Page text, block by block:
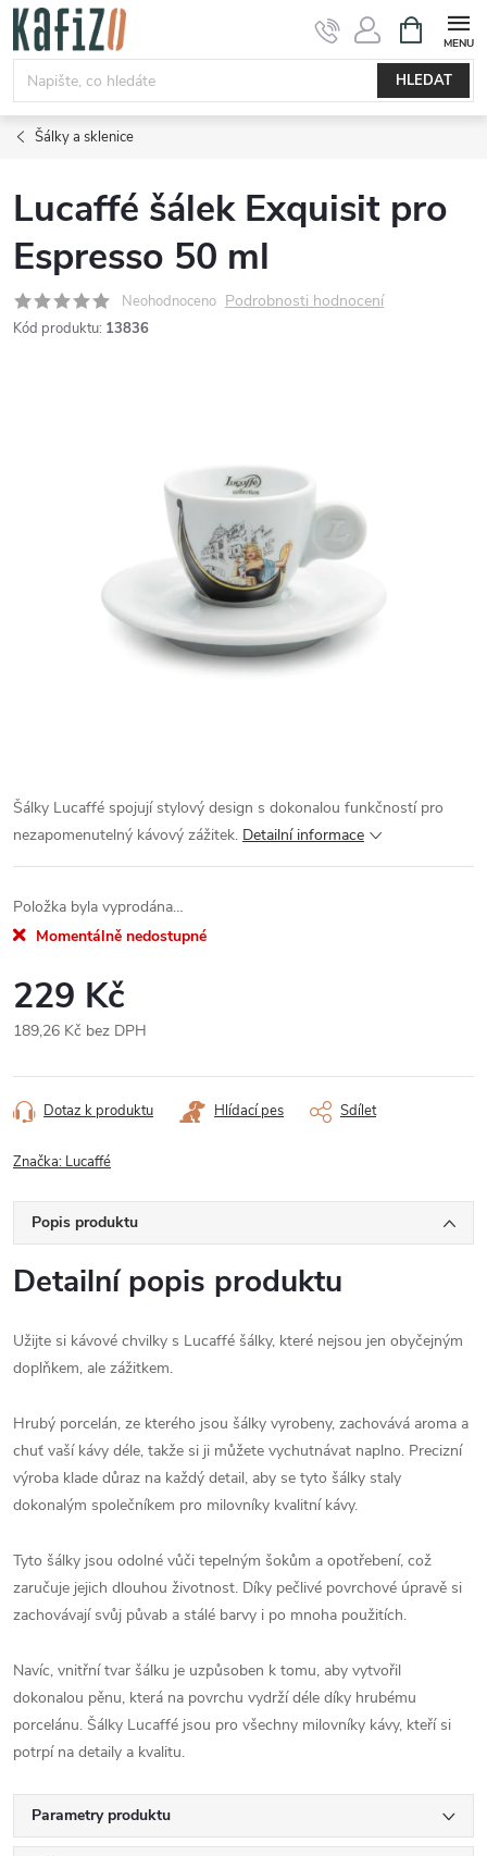
Přejít
obsah
HLEDAT
NÁKUPNÍ
KOŠÍK
Šálky a sklenice
Lucaffé šálek Exquisit pro
Espresso 50 ml
Neohodnoceno Podrobnosti hodnocení
Kód produktu: 13836
Šálky Lucaffé spojují stylový design s dokonalou funkčností pro
nezapomenutelný kávový zážitek. Detailní informace
Položka byla vyprodána…
Momentálně nedostupné
229 Kč
189,26 Kč bez DPH
cena:
Dotaz k produktu Hlídací pes Sdílet
Značka: Lucaffé
Popis produktu
Detailní popis produktu
Užijte si kávové chvilky s Lucaffé šálky, které nejsou jen obyčejným
doplňkem, ale zážitkem.
Hrubý porcelán, ze kterého jsou šálky vyrobeny, zachovává aroma a
chuť vaší kávy déle, takže si ji můžete vychutnávat naplno. Precizní
výroba klade důraz na každý detail, aby se tyto šálky staly
dokonalým společníkem pro milovníky kvalitní kávy.
Tyto šálky jsou odolné vůči tepelným šokům a opotřebení, což
zaručuje jejich dlouhou životnost. Díky pečlivé povrchové úpravě si
zachovávají svůj půvab a stálé barvy i po mnoha použitích.
Navíc, vnitřní tvar šálku je uzpůsoben k tomu, aby vytvořil
dokonalou pěnu, která na povrchu vydrží déle díky hrubému
porcelánu. Šálky Lucaffé jsou pro všechny milovníky kávy, kteří si
potrpí na detaily a kvalitu.
Parametry produktu